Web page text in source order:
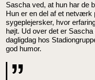
Sascha ved, at hun har de
Hun er en del af et netværk
sygeplejersker, hvor
højt. Ud over det er
dagligdag hos
god humor.